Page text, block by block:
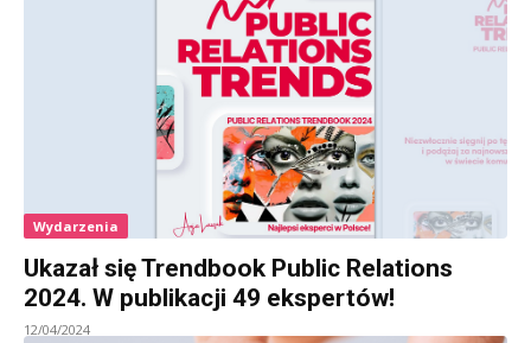
Wydarzenia
Ukazał się Trendbook Public Relations
2024. W publikacji 49 ekspertów!
12/04/2024